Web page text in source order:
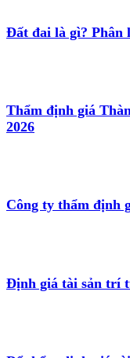
Đất đai là gì? Phân
Thẩm định giá
2026
Công ty thẩm định
Định giá tài sản trí